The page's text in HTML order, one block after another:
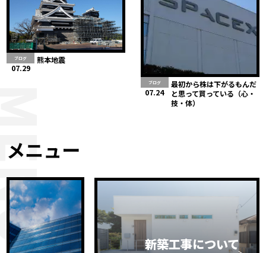
ブログ
07.29
熊本地震
ブログ
07.24
最初から株は下がるもんだ
と思って買っている（心・
技・体）
メニュー
新築工事について